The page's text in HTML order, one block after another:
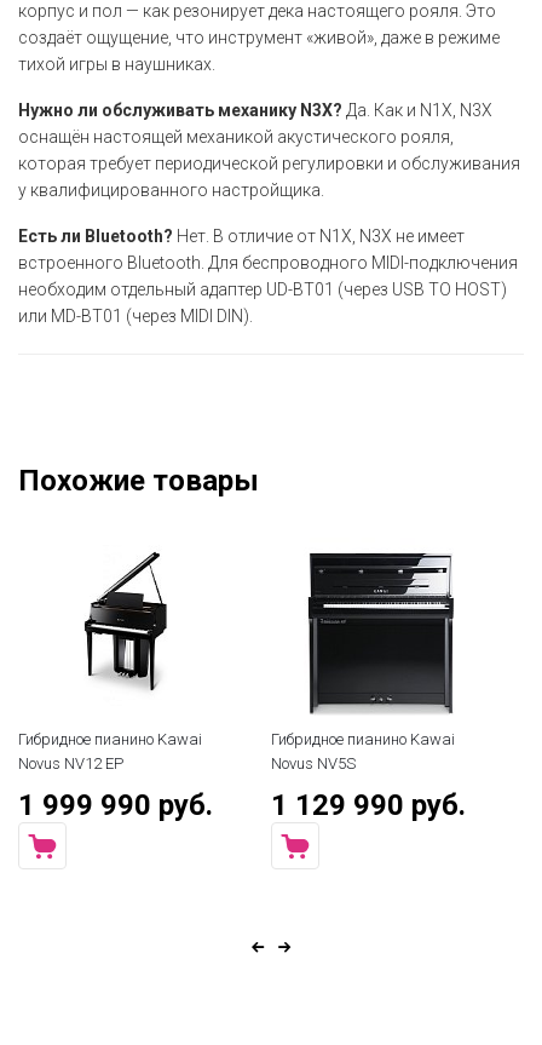
корпус и пол — как резонирует дека настоящего рояля. Это
создаёт ощущение, что инструмент «живой», даже в режиме
тихой игры в наушниках.
Нужно ли обслуживать механику N3X? Да. Как и N1X, N3X
оснащён настоящей механикой акустического рояля,
которая требует периодической регулировки и обслуживания
у квалифицированного настройщика.
Есть ли Bluetooth? Нет. В отличие от N1X, N3X не имеет
встроенного Bluetooth. Для беспроводного MIDI-подключения
необходим отдельный адаптер UD-BT01 (через USB TO HOST)
или MD-BT01 (через MIDI DIN).
Похожие товары
Гибридное пианино Kawai
Novus NV12 EP
1 999 990 руб.
Гибридное пианино Kawai
Novus NV5S
1 129 990 руб.